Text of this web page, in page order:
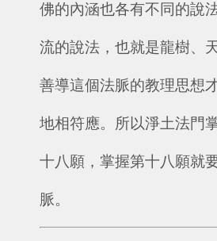
佛的內涵也各有不同的說
流的說法，也就是龍樹、
善導這個法脈的教理思想
地相符應。所以淨土法門
十八願，掌握第十八願就
脈。